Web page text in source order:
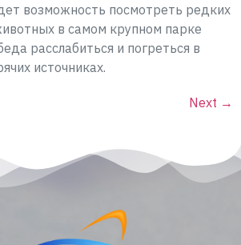
возможность посмотреть редких
в самом крупном парке
расслабиться и погреться в
источниках.
Next →